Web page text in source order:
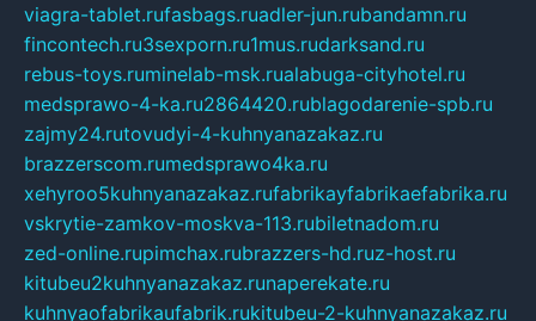
viagra-tablet.rufasbags.ruadler-jun.rubandamn.ru
fincontech.ru3sexporn.ru1mus.rudarksand.ru
rebus-toys.ruminelab-msk.rualabuga-cityhotel.ru
medsprawo-4-ka.ru2864420.rublagodarenie-spb.ru
zajmy24.rutovudyi-4-kuhnyanazakaz.ru
brazzerscom.rumedsprawo4ka.ru
xehyroo5kuhnyanazakaz.rufabrikayfabrikaefabrika.ru
vskrytie-zamkov-moskva-113.rubiletnadom.ru
zed-online.rupimchax.rubrazzers-hd.ruz-host.ru
kitubeu2kuhnyanazakaz.runaperekate.ru
kuhnyaofabrikaufabrik.rukitubeu-2-kuhnyanazakaz.ru